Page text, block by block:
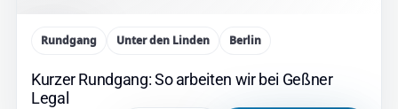
Rundgang Unter den Linden Berlin
Kurzer Rundgang: So arbeiten wir bei Geßner
Legal